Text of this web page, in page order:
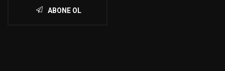
ABONE OL